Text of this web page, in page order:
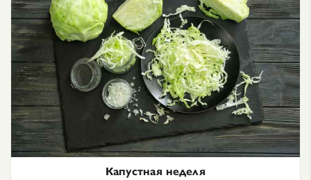
Капустная неделя